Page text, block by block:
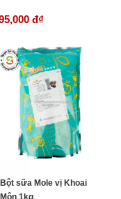
đ₫
Bột sữa Mole vị Khoai
Môn 1kg